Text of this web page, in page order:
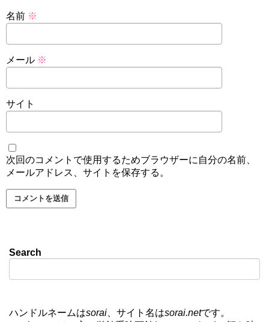
名前 ※
メール ※
サイト
次回のコメントで使用するためブラウザーに自分の名前、
メールアドレス、サイトを保存する。
Search
ハンドルネームはsorai 、サイト名はsorai.netです。